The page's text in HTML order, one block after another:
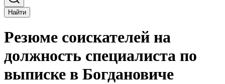
Найти
Резюме соискателей на
должность специалиста по
выписке в Богдановиче